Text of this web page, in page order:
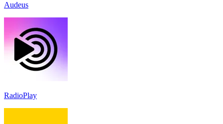
Audeus
RadioPlay